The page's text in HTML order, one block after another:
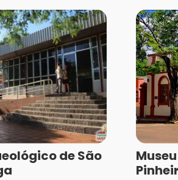
de São